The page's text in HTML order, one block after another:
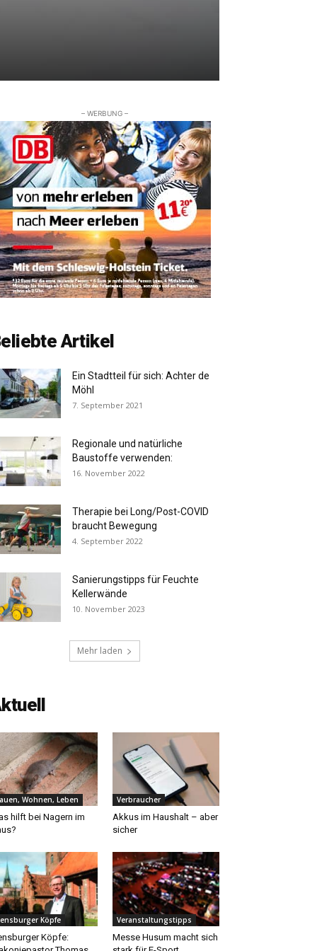
– WERBUNG –
Artikel
Ein Stadtteil für sich: Achter de
Möhl
7. September 2021
Regionale und natürliche
Baustoffe verwenden:
16. November 2022
Therapie bei Long/Post-COVID
braucht Bewegung
4. September 2022
Sanierungstipps für Feuchte
Kellerwände
10. November 2023
Mehr laden
Wohnen, Leben
hilft bei Nagern im
Verbraucher
Akkus im Haushalt – aber
sicher
Köpfe
Köpfe:
Veranstaltungstipps
Messe Husum macht sich